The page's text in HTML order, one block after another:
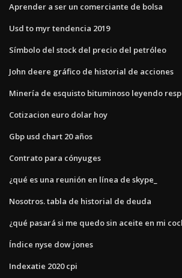
Aprender a ser un comerciante de bolsa
Usd to myr tendencia 2019
Símbolo del stock del precio del petróleo
John deere gráfico de historial de acciones
Minería de esquisto bituminoso leyendo
Cotizacion euro dolar hoy
Gbp usd chart 20 años
Contrato para cónyuges
¿qué es una reunión en línea de skype_
Nosotros. tabla de historial de deuda
¿qué pasará si me quedo sin aceite en mi
Índice nyse dow jones
Indexatie 2020 cpi